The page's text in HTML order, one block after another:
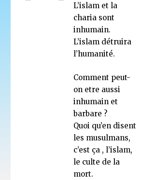
L’islam et la
charia sont
inhumain.
L’islam détruira
l’humanité.
Comment peut-
on etre aussi
inhumain et
barbare ?
Quoi qu’en disent
les musulmans,
c’est ça , l’islam,
le culte de la
mort.